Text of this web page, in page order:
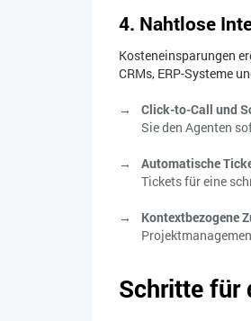
4. Nahtlose
Kosteneinsparungen
CRMs, ERP-Systeme
Click-to-Call und
Sie den Agenten
Automatische
Tickets für eine
Kontextbezogene
Schritte für